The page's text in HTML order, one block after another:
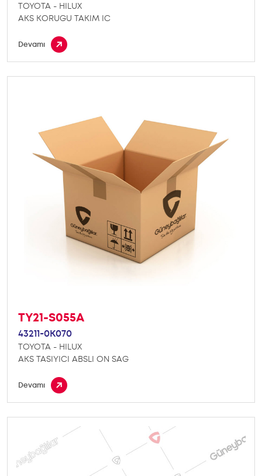
TOYOTA - HILUX
AKS KORUGU TAKIM IC
Devamı
TY21-S055A
43211-0K070
TOYOTA - HILUX
AKS TASIYICI ABSLI ON SAG
Devamı